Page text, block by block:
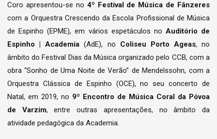
Coro apresentou-se no 4º Festival de Música de Fânzeres
com a Orquestra Crescendo da Escola Profissional de Música
de Espinho (EPME), em vários espetáculos no Auditório de
Espinho | Academia (AdE), no Coliseu Porto Ageas, no
âmbito do Festival Dias da Música organizado pelo CCB, com a
obra “Sonho de Uma Noite de Verão” de Mendelssohn, com a
Orquestra Clássica de Espinho (OCE), no seu concerto de
Natal, em 2019, no 9º Encontro de Música Coral da Póvoa
de Varzim, entre outras apresentações, no âmbito da
atividade pedagógica da Academia.